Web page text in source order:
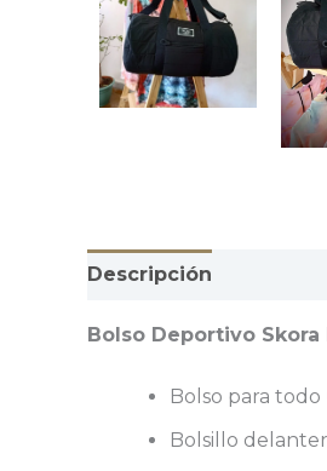
Descripción
Bolso Deportivo Skora
Bolso para todo
Bolsillo